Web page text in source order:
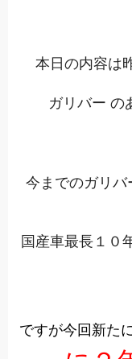
本日の内容は
ガリバー の
今までのガリバ
国産車最長１０
ですが今回新た